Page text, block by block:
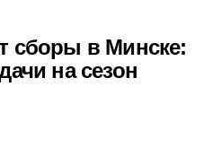
сборы в Минске:
на сезон